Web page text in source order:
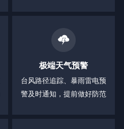
极端天气预警
台风路径追踪、暴雨雷电预
警及时通知，提前做好防范